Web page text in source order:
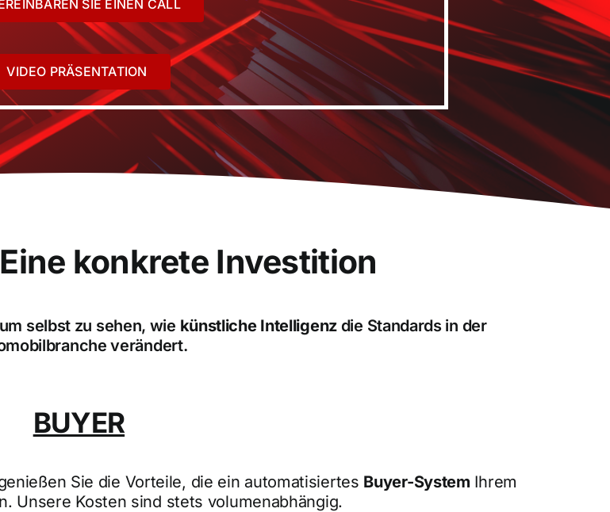
SIE EINEN CALL
VIDEO PRÄSENTATION
konkrete Investition
selbst zu sehen, wie künstliche Intelligenz die Standards in der
verändert.
BUYER
Sie die Vorteile, die ein automatisiertes Buyer-System Ihrem
Unsere Kosten sind stets volumenabhängig.